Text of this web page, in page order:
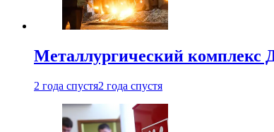
Металлургический комплекс
2 года спустя2 года спустя